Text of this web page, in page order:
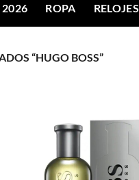
2026 ROPA RELOJES
“HUGO BOSS”